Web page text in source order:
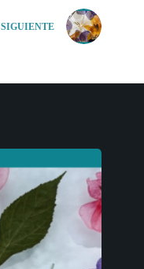
SIGUIENTE